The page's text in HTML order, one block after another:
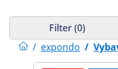
/ expondo /
Filter (0)